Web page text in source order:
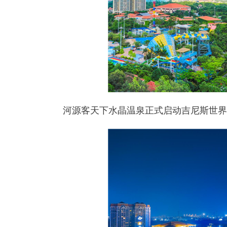
河源客天下水晶温泉正式启动吉尼斯世